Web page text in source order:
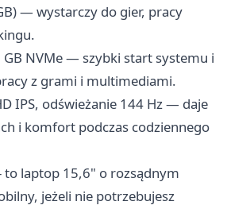
— wystarczy do gier, pracy
GB NVMe — szybki start systemu i
z grami i multimediami.
IPS, odświeżanie 144 Hz — daje
i komfort podczas codziennego
to laptop 15,6" o rozsądnym
jeżeli nie potrzebujesz